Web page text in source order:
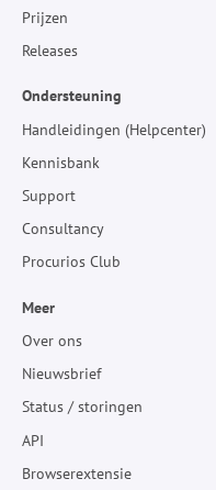
Prijzen
Releases
Ondersteuning
Handleidingen (Helpcenter)
Kennisbank
Support
Consultancy
Procurios Club
Meer
Over ons
Nieuwsbrief
Status / storingen
API
Browserextensie